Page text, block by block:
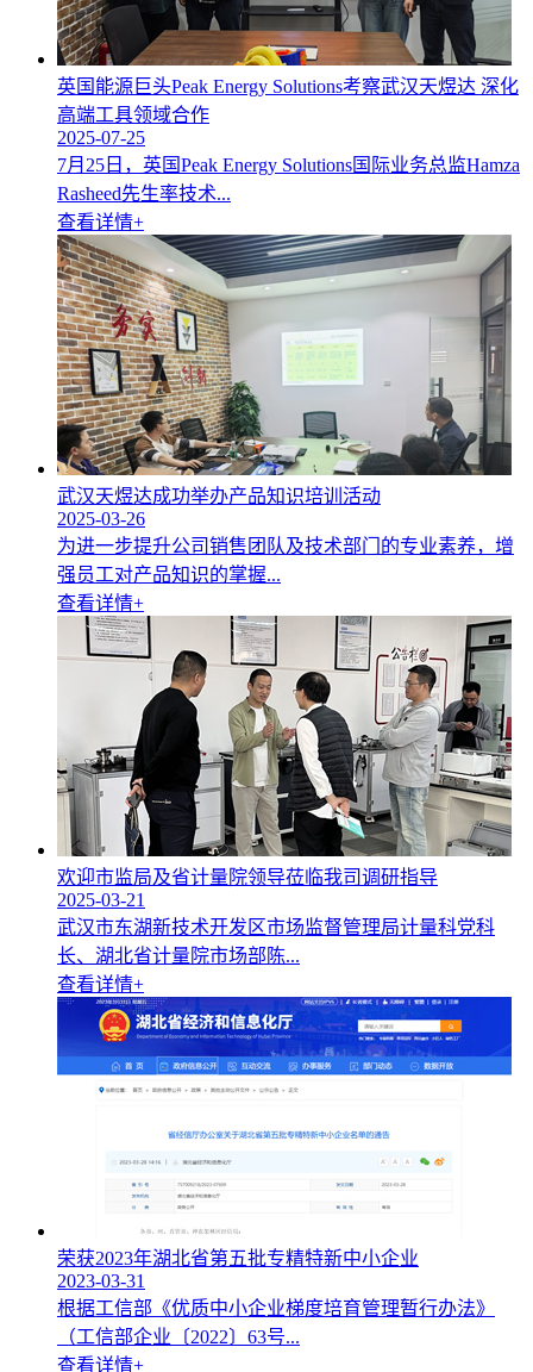
英国能源巨头Peak Energy Solutions考察武汉天煜达 深化
高端工具领域合作
2025-07-25
7月25日，英国Peak Energy Solutions国际业务总监Hamza
Rasheed先生率技术...
查看详情+
武汉天煜达成功举办产品知识培训活动
2025-03-26
为进一步提升公司销售团队及技术部门的专业素养，增
强员工对产品知识的掌握...
查看详情+
欢迎市监局及省计量院领导莅临我司调研指导
2025-03-21
武汉市东湖新技术开发区市场监督管理局计量科党科
长、湖北省计量院市场部陈...
查看详情+
荣获2023年湖北省第五批专精特新中小企业
2023-03-31
根据工信部《优质中小企业梯度培育管理暂行办法》
（工信部企业〔2022〕63号...
查看详情+